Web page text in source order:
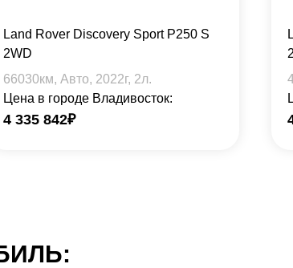
Land Rover Discovery Sport P250 S
2WD
66030км, Авто, 2022г, 2л.
Цена в городе Владивосток:
4 335 842₽